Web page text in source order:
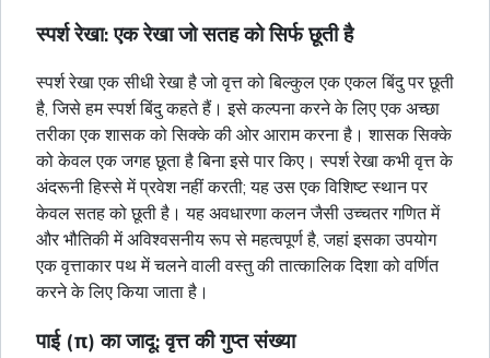
स्पर्श रेखा: एक रेखा जो सतह को सिर्फ छूती है
स्पर्श रेखा एक सीधी रेखा है जो वृत्त को बिल्कुल एक एकल बिंदु पर छूती
है, जिसे हम स्पर्श बिंदु कहते हैं। इसे कल्पना करने के लिए एक अच्छा
तरीका एक शासक को सिक्के की ओर आराम करना है। शासक सिक्के
को केवल एक जगह छूता है बिना इसे पार किए। स्पर्श रेखा कभी वृत्त के
अंदरूनी हिस्से में प्रवेश नहीं करती; यह उस एक विशिष्ट स्थान पर
केवल सतह को छूती है। यह अवधारणा कलन जैसी उच्चतर गणित में
और भौतिकी में अविश्वसनीय रूप से महत्वपूर्ण है, जहां इसका उपयोग
एक वृत्ताकार पथ में चलने वाली वस्तु की तात्कालिक दिशा को वर्णित
करने के लिए किया जाता है।
पाई (π) का जादू: वृत्त की गुप्त संख्या